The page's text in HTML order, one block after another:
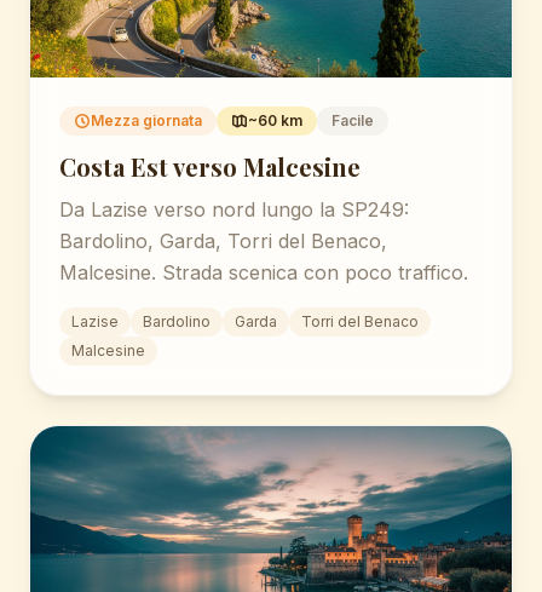
Mezza giornata ~60 km Facile
Costa Est verso Malcesine
Da Lazise verso nord lungo la SP249:
Bardolino, Garda, Torri del Benaco,
Malcesine. Strada scenica con poco traffico.
Lazise Bardolino Garda
Torri del Benaco
Malcesine